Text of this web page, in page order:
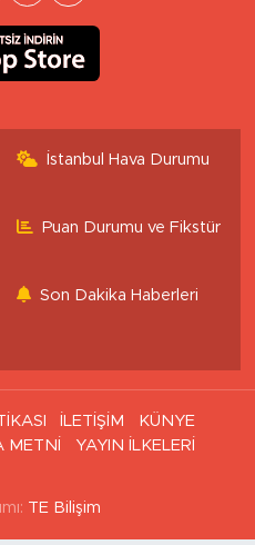
İstanbul Hava Durumu
Puan Durumu ve Fikstür
Son Dakika Haberleri
İLETİŞİM
KÜNYE
METNİ
YAYIN İLKELERİ
TE Bilişim